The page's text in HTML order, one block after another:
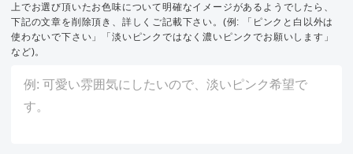
上でお選び頂いたお色味について明確なイメージがあるようでしたら、
下記の文章を削除頂き、詳しくご記載下さい。(例: 「ピンクと白以外は
使わないで下さい」「淡いピンクではなく濃いピンクでお願いします」
など)。